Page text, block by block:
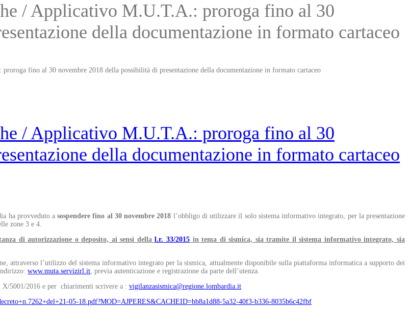
/ Applicativo M.U.T.A.: proroga fino al 30
della documentazione in formato cartaceo
fino al 30 novembre 2018 della possibilità di presentazione della documentazione in formato cartaceo
/ Applicativo M.U.T.A.: proroga fino al 30
della documentazione in formato cartaceo
ha provveduto asospendere fino al 30 novembre 2018 l’obbligo di utilizzare il solo sistema informativo integrato, per la presentazione
zone 3 e 4.
di autorizzazione o deposito, ai sensi dellal.r. 33/2015 in tema di sismica, sia tramite il sistema informativo integrato,sia
attraverso l’utilizzo del sistema informativo integrato per la sismica, attualmente disponibile sulla piattaforma informatica a supporto dei
www.muta.servizirl.it , previa autenticazione e registrazione da parte dell’utenza.
X/5001/2016 e per chiarimenti scrivere a : vigilanzasismica@regione.lombardia.it
05-18.pdf?MOD=AJPERES&CACHEID=bb8a1d88-5a32-40f3-b336-8035b6c42fbf